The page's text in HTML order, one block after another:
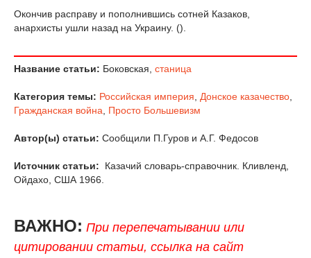
Окончив расправу и пополнившись сотней Казаков,
анархисты ушли назад на Украину. ().
Название статьи: Боковская, станица
Категория темы: Российская империя Донское казачество
Гражданская война
Просто Большевизм
Автор(ы) статьи: Сообщили П.Гуров и А.Г. Федосов
Источник статьи:
Казачий словарь-справочник. Кливленд,
Ойдахо, США 1966.
ВАЖНО: При перепечатывании или
цитировании статьи, ссылка на сайт